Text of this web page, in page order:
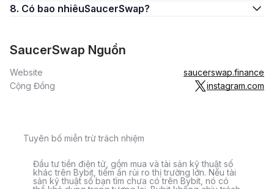
8. Có bao nhiêuSaucerSwap?
SaucerSwap Nguồn
Website
saucerswap.finance
Cộng Đồng
instagram.com
Tuyên bố miễn trừ trách nhiệm
Đầu tư tiền điện tử, gồm mua và tài sản kỹ thuật số
khác trên Bybit, tiềm ẩn rủi ro thị trường lớn. Nếu tài
sản kỹ thuật số bạn tìm chưa có trên Bybit, nó có